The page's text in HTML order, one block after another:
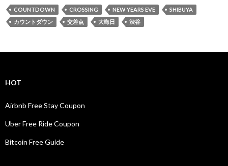
COUNTDOWN CROSSING NEW YEARS EVE
SHIBUYA
カウントダウン
交差点 大晦日 渋谷
HOT
Airbnb Free Stay Coupon
Uber Free Ride Coupon
Bitcoin Free Guide